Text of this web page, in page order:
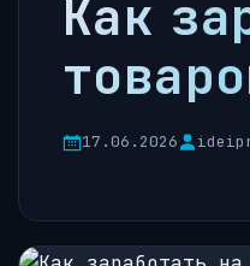
Как
17.06.2026